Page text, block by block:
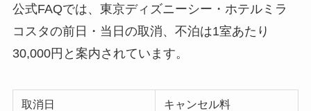
公式FAQでは、東京ディズニーシー・ホテルミラ
コスタの前日・当日の取消、不泊は1室あたり
30,000円と案内されています。
取消日 キャンセル料